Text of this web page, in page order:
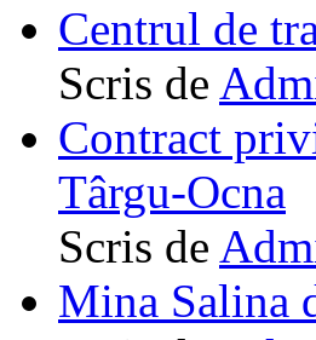
Centrul de
Scris de
Contract
Târgu-Ocna
Scris de
Mina Salina